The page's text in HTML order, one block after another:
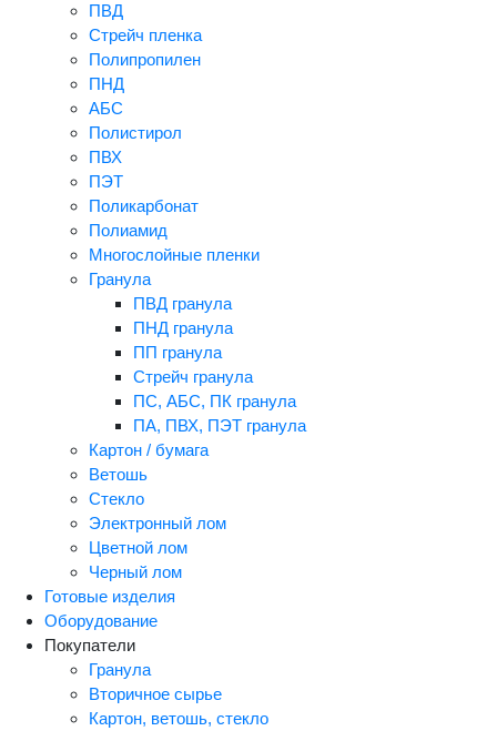
ПВД
Стрейч пленка
Полипропилен
ПНД
АБС
Полистирол
ПВХ
ПЭТ
Поликарбонат
Полиамид
Многослойные пленки
Гранула
ПВД гранула
ПНД гранула
ПП гранула
Стрейч гранула
ПС, АБС, ПК гранула
ПА, ПВХ, ПЭТ гранула
Картон / бумага
Ветошь
Стекло
Электронный лом
Цветной лом
Черный лом
Готовые изделия
Оборудование
Покупатели
Гранула
Вторичное сырье
Картон, ветошь, стекло